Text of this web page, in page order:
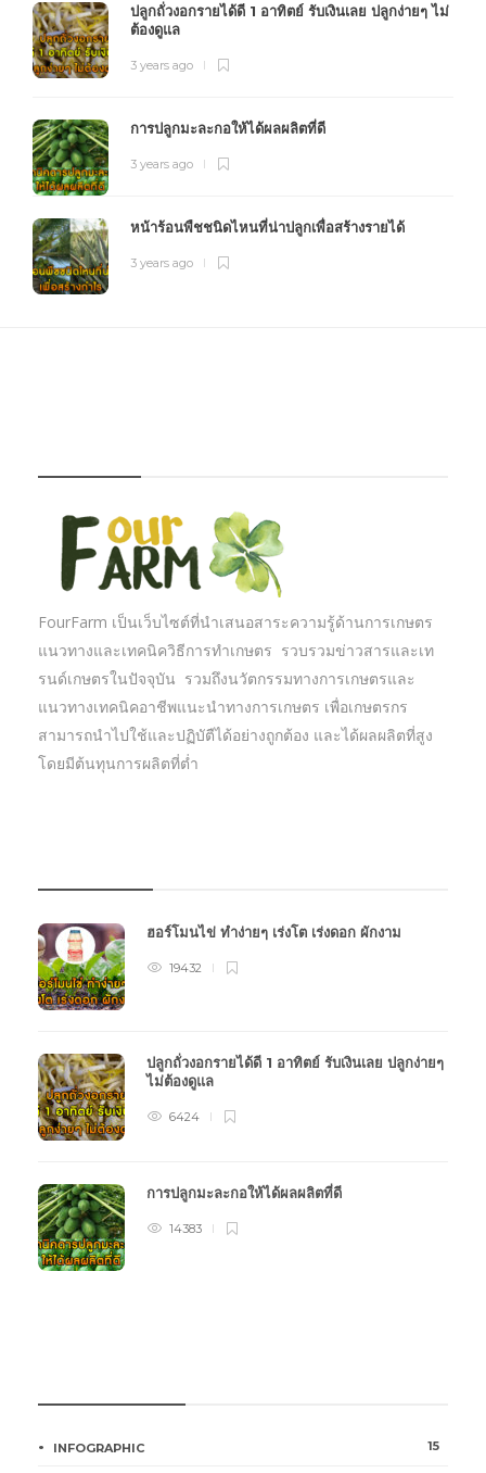
ปลูกถั่วงอกรายได้ดี 1 อาทิตย์ รับเงินเลย ปลูกง่ายๆ ไม่
ต้องดูแล
3 years ago
การปลูกมะละกอให้ได้ผลผลิตที่ดี
3 years ago
หน้าร้อนพืชชนิดไหนที่น่าปลูกเพื่อสร้างรายได้
3 years ago
FourFarm เป็นเว็บไซต์ที่นำเสนอสาระความรู้ด้านการเกษตร
แนวทางและเทคนิควิธีการทำเกษตร รวบรวมข่าวสารและเท
รนด์เกษตรในปัจจุบัน รวมถึงนวัตกรรมทางการเกษตรและ
แนวทางเทคนิคอาชีพแนะนำทางการเกษตร เพื่อเกษตรกร
สามารถนำไปใช้และปฏิบัตืได้อย่างถูกต้อง และได้ผลผลิตที่สูง
โดยมีต้นทุนการผลิตที่ต่ำ
ฮอร์โมนไข่ ทำง่ายๆ เร่งโต เร่งดอก ผักงาม
19432
ปลูกถั่วงอกรายได้ดี 1 อาทิตย์ รับเงินเลย ปลูกง่ายๆ
ไม่ต้องดูแล
6424
การปลูกมะละกอให้ได้ผลผลิตที่ดี
14383
INFOGRAPHIC 15